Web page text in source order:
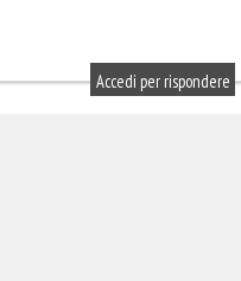
Accedi per rispondere